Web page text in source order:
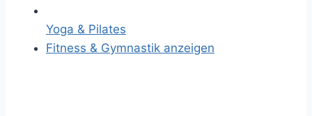
Yoga & Pilates
Fitness & Gymnastik anzeigen